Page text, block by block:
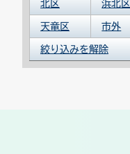
北区 浜北区
天竜区 市外
絞り込みを解除